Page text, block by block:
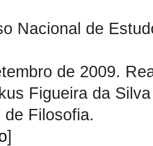
Nacional de
de 2009.
Figueira da
de Filosofia.
]